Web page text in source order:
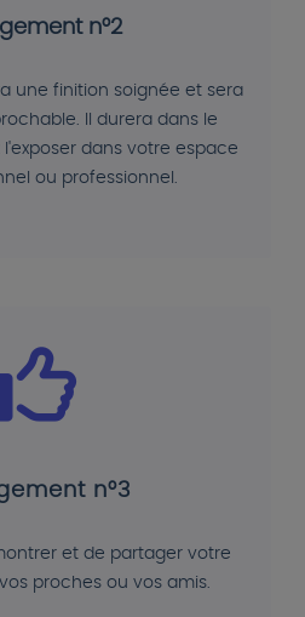
n°2
une finition soignée et sera
Il durera dans le
dans votre espace
ou professionnel.
n°3
et de partager votre
proches ou vos amis.